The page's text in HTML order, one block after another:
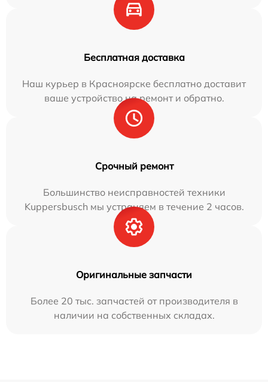
Бесплатная доставка
Наш курьер в Красноярске бесплатно доставит
ваше устройство на ремонт и обратно.
Срочный ремонт
Большинство неисправностей техники
Kuppersbusch мы устраняем в течение 2 часов.
Оригинальные запчасти
Более 20 тыс. запчастей от производителя в
наличии на собственных складах.